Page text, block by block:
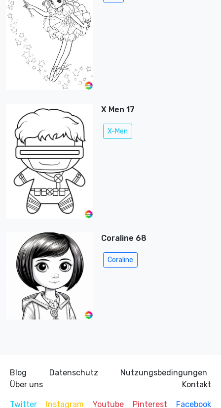
X Men 17
X-Men
Coraline 68
Coraline
Blog Datenschutz
Nutzungsbedingungen
Über uns
Kontakt
Twitter Instagram Youtube Pinterest Facebook